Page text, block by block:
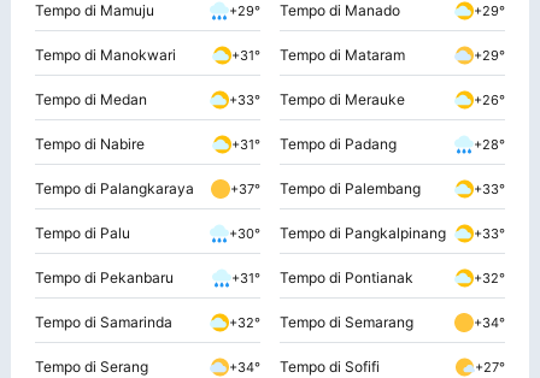
Tempo di Mamuju +29° Tempo di Manado +29°
Tempo di Manokwari +31° Tempo di Mataram +29°
Tempo di Medan +33° Tempo di Merauke +26°
Tempo di Nabire +31° Tempo di Padang +28°
Tempo di Palangkaraya +37° Tempo di Palembang +33°
Tempo di Palu +30° Tempo di Pangkalpinang +33°
Tempo di Pekanbaru +31° Tempo di Pontianak +32°
Tempo di Samarinda +32° Tempo di Semarang +34°
Tempo di Serang +34° Tempo di Sofifi +27°